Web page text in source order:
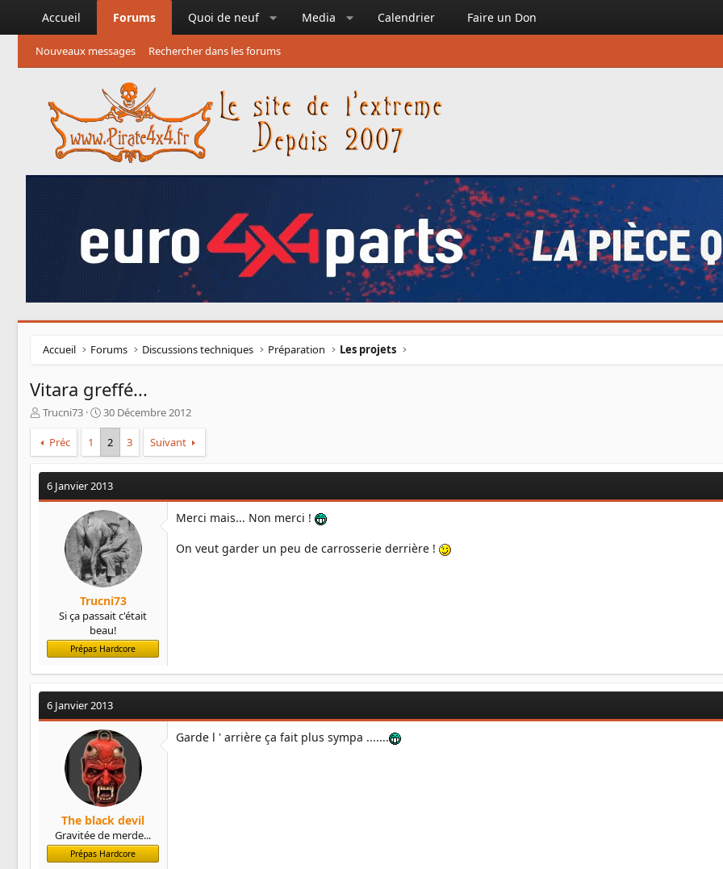
Accueil Forums Quoi de neuf Media Calendrier Faire un Don
Nouveaux messages Rechercher dans les forums
Accueil Forums Discussions techniques Préparation Les projets
Vitara greffé...
A
t
e
u
d
o
Trucni73
D
a
e
d
e
d
é
b
u
t
30 Décembre 2012
Préc 1 2 3 Suivant
6 Janvier 2013
Trucni73
Si ça passait c'était
beau!
Prépas Hardcore
Merci mais... Non merci !
On veut garder un peu de carrosserie derrière !
6 Janvier 2013
The black devil
Gravitée de merde...
Prépas Hardcore
Garde l ' arrière ça fait plus sympa .......